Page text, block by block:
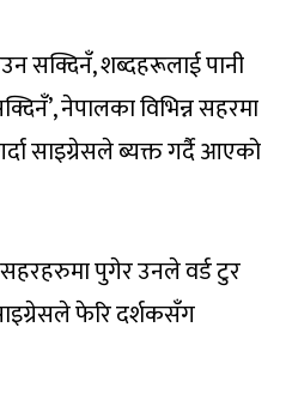
सक्दिनँ, शब्दहरूलाई पानी
नेपालका विभिन्न सहरमा
साइग्रेसले ब्यक्त गर्दै आएको
सहरहरुमा पुगेर उनले वर्ड टुर
फेरि दर्शकसँग